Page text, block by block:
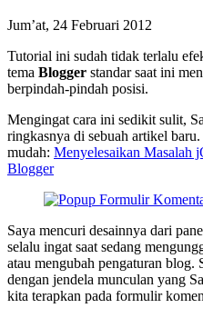
Jum’at, 24 Februari 2012
Tutorial ini sudah tidak terlalu
tema Blogger standar saat ini
berpindah-pindah posisi.
Mengingat cara ini sedikit sulit,
ringkasnya di sebuah artikel
mudah: Menyelesaikan Masalah
Blogger
Saya mencuri desainnya dari
selalu ingat saat sedang
atau mengubah pengaturan blog.
dengan jendela munculan yang
kita terapkan pada formulir